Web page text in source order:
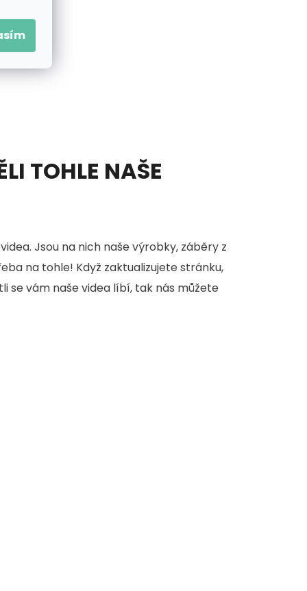
TOHLE NAŠE
Jsou na nich naše výrobky, záběry z
na tohle! Když zaktualizujete stránku,
se vám naše videa líbí, tak nás můžete